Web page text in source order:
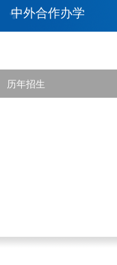
中外合作办学
历年招生